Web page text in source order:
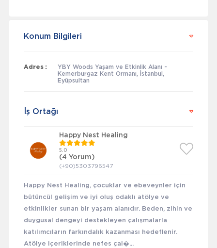
Konum Bilgileri
Adres :
YBY Woods Yaşam ve Etkinlik Alanı -
Kemerburgaz Kent Ormanı, İstanbul,
Eyüpsultan
İş Ortağı
Happy Nest Healing
5.0
(4 Yorum)
(+90)5303796547
Happy Nest Healing, çocuklar ve ebeveynler için
bütüncül gelişim ve iyi oluş odaklı atölye ve
etkinlikler sunan bir yaşam alanıdır. Beden, zihin ve
duygusal dengeyi destekleyen çalışmalarla
katılımcıların farkındalık kazanması hedeflenir.
Atölye içeriklerinde nefes çal�...